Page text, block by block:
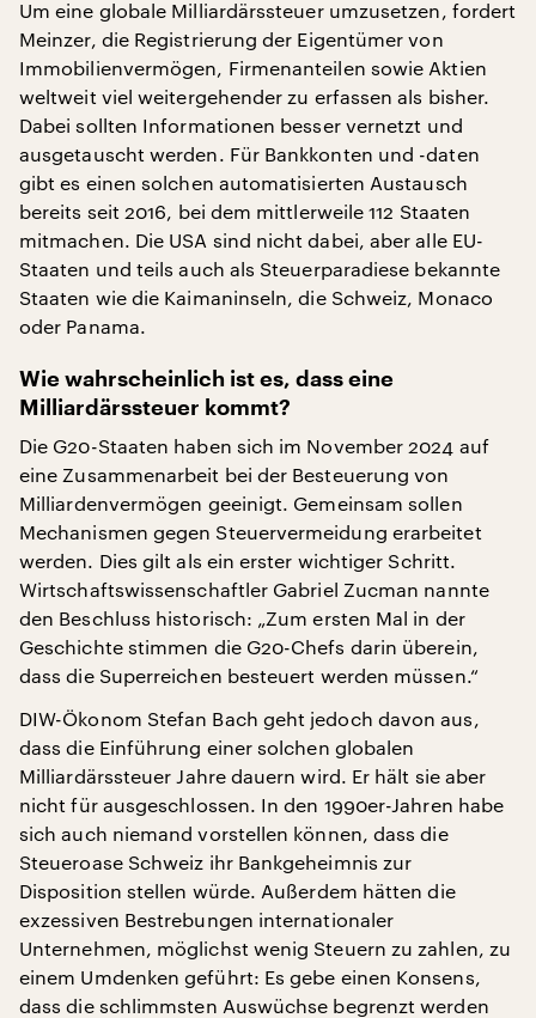
Um eine globale Milliardärssteuer umzusetzen, fordert
Meinzer, die Registrierung der Eigentümer von
Immobilienvermögen, Firmenanteilen sowie Aktien
weltweit viel weitergehender zu erfassen als bisher.
Dabei sollten Informationen besser vernetzt und
ausgetauscht werden. Für Bankkonten und -daten
gibt es einen solchen automatisierten Austausch
bereits seit 2016, bei dem mittlerweile 112 Staaten
mitmachen. Die USA sind nicht dabei, aber alle EU-
Staaten und teils auch als Steuerparadiese bekannte
Staaten wie die Kaimaninseln, die Schweiz, Monaco
oder Panama.
Wie wahrscheinlich ist es, dass eine
Milliardärssteuer kommt?
Die G20-Staaten haben sich im November 2024 auf
eine Zusammenarbeit bei der Besteuerung von
Milliardenvermögen geeinigt. Gemeinsam sollen
Mechanismen gegen Steuervermeidung erarbeitet
werden. Dies gilt als ein erster wichtiger Schritt.
Wirtschaftswissenschaftler Gabriel Zucman nannte
den Beschluss historisch: „Zum ersten Mal in der
Geschichte stimmen die G20-Chefs darin überein,
dass die Superreichen besteuert werden müssen.“
DIW-Ökonom Stefan Bach geht jedoch davon aus,
dass die Einführung einer solchen globalen
Milliardärssteuer Jahre dauern wird. Er hält sie aber
nicht für ausgeschlossen. In den 1990er-Jahren habe
sich auch niemand vorstellen können, dass die
Steueroase Schweiz ihr Bankgeheimnis zur
Disposition stellen würde. Außerdem hätten die
exzessiven Bestrebungen internationaler
Unternehmen, möglichst wenig Steuern zu zahlen, zu
einem Umdenken geführt: Es gebe einen Konsens,
dass die schlimmsten Auswüchse begrenzt werden